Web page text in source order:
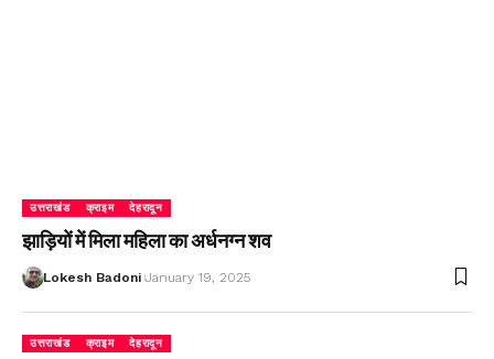
उत्तराखंड क्राइम देहरादून
झाड़ियों में मिला महिला का अर्धनग्न शव
Lokesh Badoni January 19, 2025
उत्तराखंड क्राइम देहरादून